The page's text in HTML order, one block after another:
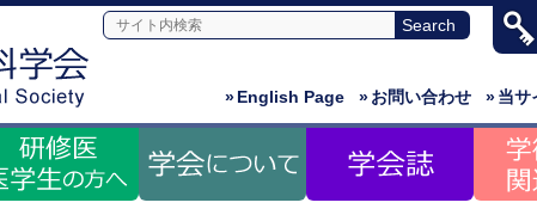
»当サ
»お問い合わせ
»English Page